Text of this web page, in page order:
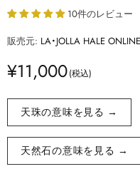
10件のレビュー
販売元: LA・JOLLA HALE
¥11,000
天珠の意味を見る →
天然石の意味を見る →